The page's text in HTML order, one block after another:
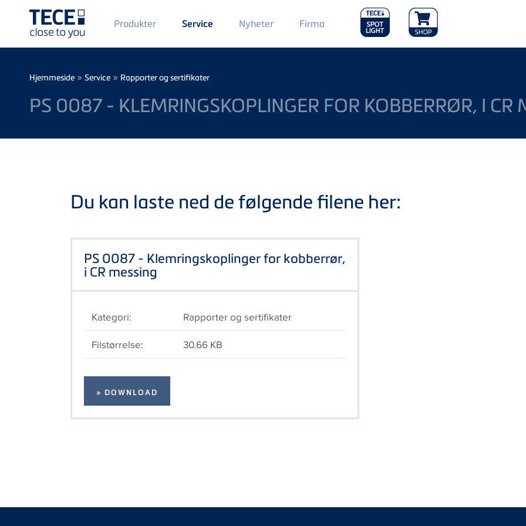
Main
Menü
1
Produkter Service Nyheter Main
Menu
2
Firma
Breadcrumb
Hjemmeside » Service » Rapporter og sertifikater
PS 0087 - KLEMRINGSKOPLINGER FOR KOBBERRØR, I CR
Du kan laste ned de følgende filene her:
PS 0087 - Klemringskoplinger for kobberrør,
i CR messing
Kategori:
Rapporter og sertifikater
Filstørrelse:
30.66 KB
» DOWNLOAD